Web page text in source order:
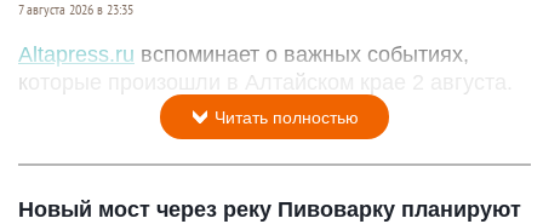
7 августа 2026 в 23:35
Altapress.ru вспоминает о важных событиях,
которые произошли в Алтайском крае 2 августа.
Читать полностью
Новый мост через реку Пивоварку планируют